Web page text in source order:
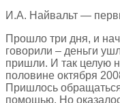
И.А. Найвальт —
Прошло три дня, и
говорили – деньги
пришли. И так целую
половине октября
Пришлось
помощью. Но